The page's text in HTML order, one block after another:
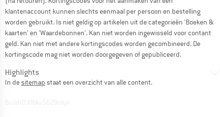
klantenaccount kunnen slechts eenmaal per persoon en bestelling
worden gebruikt. Is niet geldig op artikelen uit de categorieën 'Boeken &
kaarten' en 'Waardebonnen'. Kan niet worden ingewisseld voor contant
geld. Kan niet met andere kortingscodes worden gecombineerd. De
kortingscode mag niet worden doorgegeven of gepubliceerd.
Highlights
In desitemap staat een overzicht van alle content.